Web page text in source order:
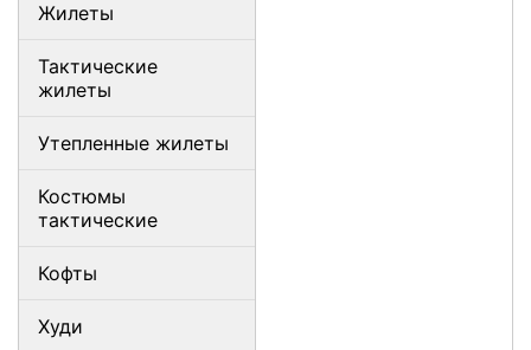
Жилеты
Тактические
жилеты
Утепленные жилеты
Костюмы
тактические
Кофты
Худи